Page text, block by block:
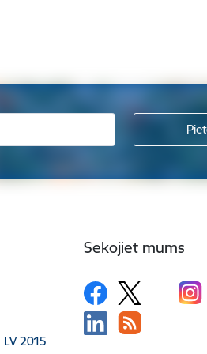
2015
Sekojiet mums